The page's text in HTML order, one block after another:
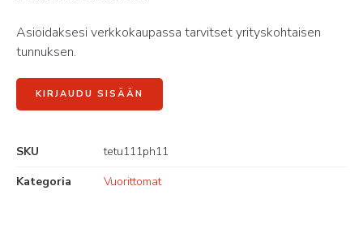
Asioidaksesi verkkokaupassa tarvitset yrityskohtaisen
tunnuksen.
KIRJAUDU SISÄÄN
SKU
tetu111ph11
Kategoria
Vuorittomat